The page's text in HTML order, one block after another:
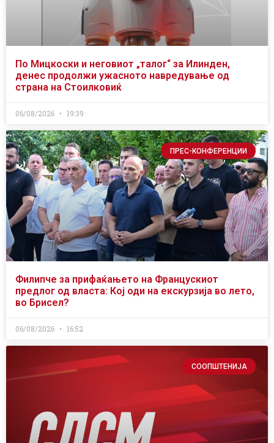
По Мицкоски и неговиот „талог“ за Илинден,
денес продолжи ужасното навредување од
страна на Стоилковиќ
06/08/2026 19:39
ПРЕС-КОНФЕРЕНЦИИ
Филипче за прифаќањето на Францускиот
предлог од власта: Кој оди на екскурзија во лето,
во Брисел?
06/08/2026 16:52
СООПШТЕНИЈА